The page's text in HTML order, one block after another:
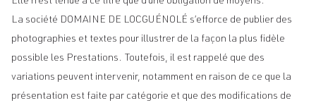
La société DOMAINE DE LOCGUÉNOLÉ s’efforce de publier des
photographies et textes pour illustrer de la façon la plus fidèle
possible les Prestations. Toutefois, il est rappelé que des
variations peuvent intervenir, notamment en raison de ce que la
présentation est faite par catégorie et que des modifications de